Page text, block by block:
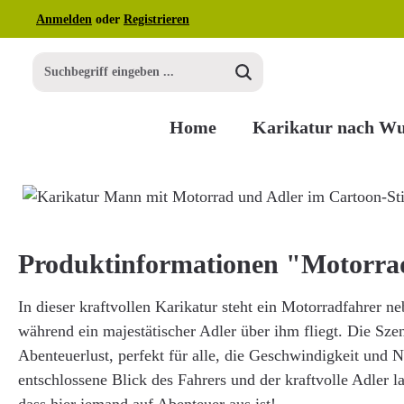
Hauptinhalt springen
Zur Suche springen
Zur Hauptnavigation springen
Anmelden oder Registrieren
Home Karikatur nach
Bildergalerie überspringen
Produktinformationen
In dieser kraftvollen Karikatur steht ein Motorradfahrer
während ein majestätischer Adler über ihm fliegt. Die
Abenteuerlust, perfekt für alle, die Geschwindigkeit und
entschlossene Blick des Fahrers und der kraftvolle Adler